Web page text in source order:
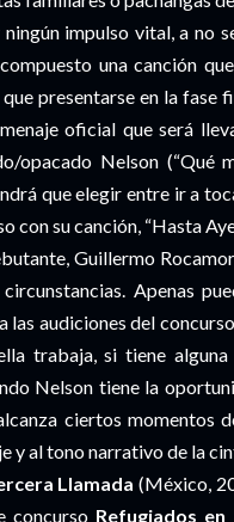
impulso vital, a no
una canción
presentarse en la fase
oficial que será
opacado Nelson (“Qué
que elegir entre ir a
con su canción, “Hasta
Guillermo
Apenas
las audiciones del
trabaja, si tiene
Nelson tiene la
ciertos momentos
y al tono narrativo de la
Llamada (México,
concurso Refugiados